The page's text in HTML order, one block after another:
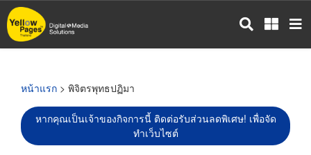
ข้าม
ไป
หน้าแรก > พิจิตรพุทธปฏิมา
หากคุณเป็นเจ้าของกิจการนี้ ติดต่อรับส่วนลดพิเศษ! เพื่อจัด
ทำเว็บไซต์